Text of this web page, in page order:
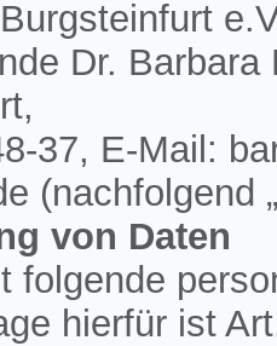
Dr.
37, E-Mail:
(nachfolgend
von Daten
folgende
hierfür ist